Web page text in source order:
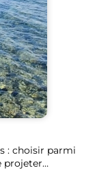
: choisir parmi
projeter…